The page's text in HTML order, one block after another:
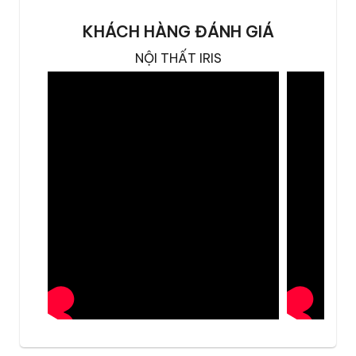
Bàn ăn Black Gold Universe mang trọn vẹn vẻ
đẹp của dải ngân hà thu nhỏ vào không gian
bản như dải ngân hà
Bàn ăn Black Gold Universe sở hữu mặt đá
KHÁCH HÀNG ĐÁNH GIÁ
NỘI THẤT IRIS